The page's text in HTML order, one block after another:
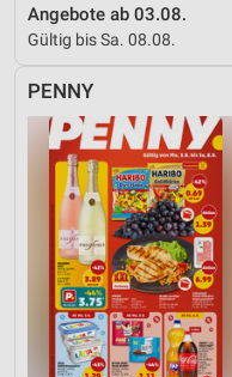
Angebote ab 03.08.
Gültig bis Sa. 08.08.
PENNY